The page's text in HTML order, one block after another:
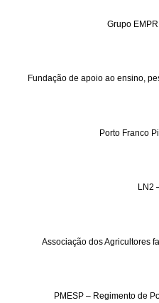
Grupo
Fundação de apoio ao ensino,
Porto Franco
LN2
Associação dos Agricultores
PMESP – Regimento de